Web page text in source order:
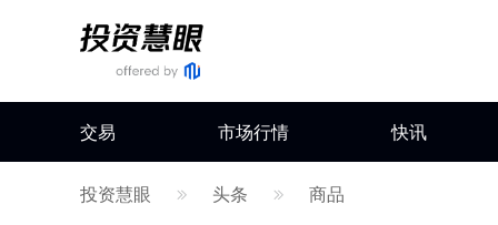
交易 市场行情 快讯
投资慧眼 头条 商品